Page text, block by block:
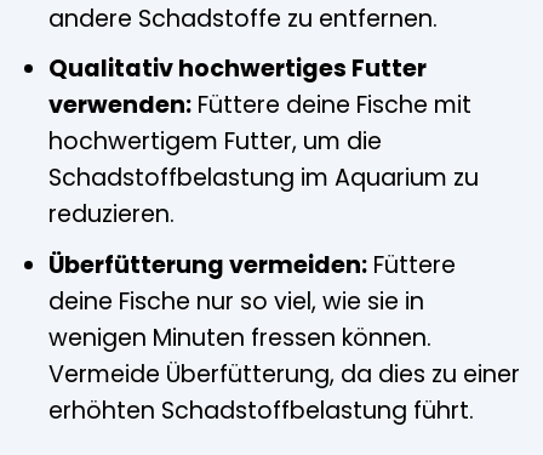
andere Schadstoffe zu entfernen.
Qualitativ hochwertiges Futter
verwenden:Füttere deine Fische mit
hochwertigem Futter, um die
Schadstoffbelastung im Aquarium zu
reduzieren.
Überfütterung vermeiden:Füttere
deine Fische nur so viel, wie sie in
wenigen Minuten fressen können.
Vermeide Überfütterung, da dies zu einer
erhöhten Schadstoffbelastung führt.